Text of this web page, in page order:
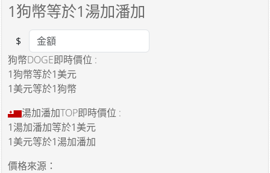
1狗幣等於1湯加潘加
Amount
$
狗幣DOGE即時價位 :
1狗幣等於1美元
1美元等於1狗幣
湯加潘加TOP即時價位 :
1湯加潘加等於1美元
1美元等於1湯加潘加
價格來源：